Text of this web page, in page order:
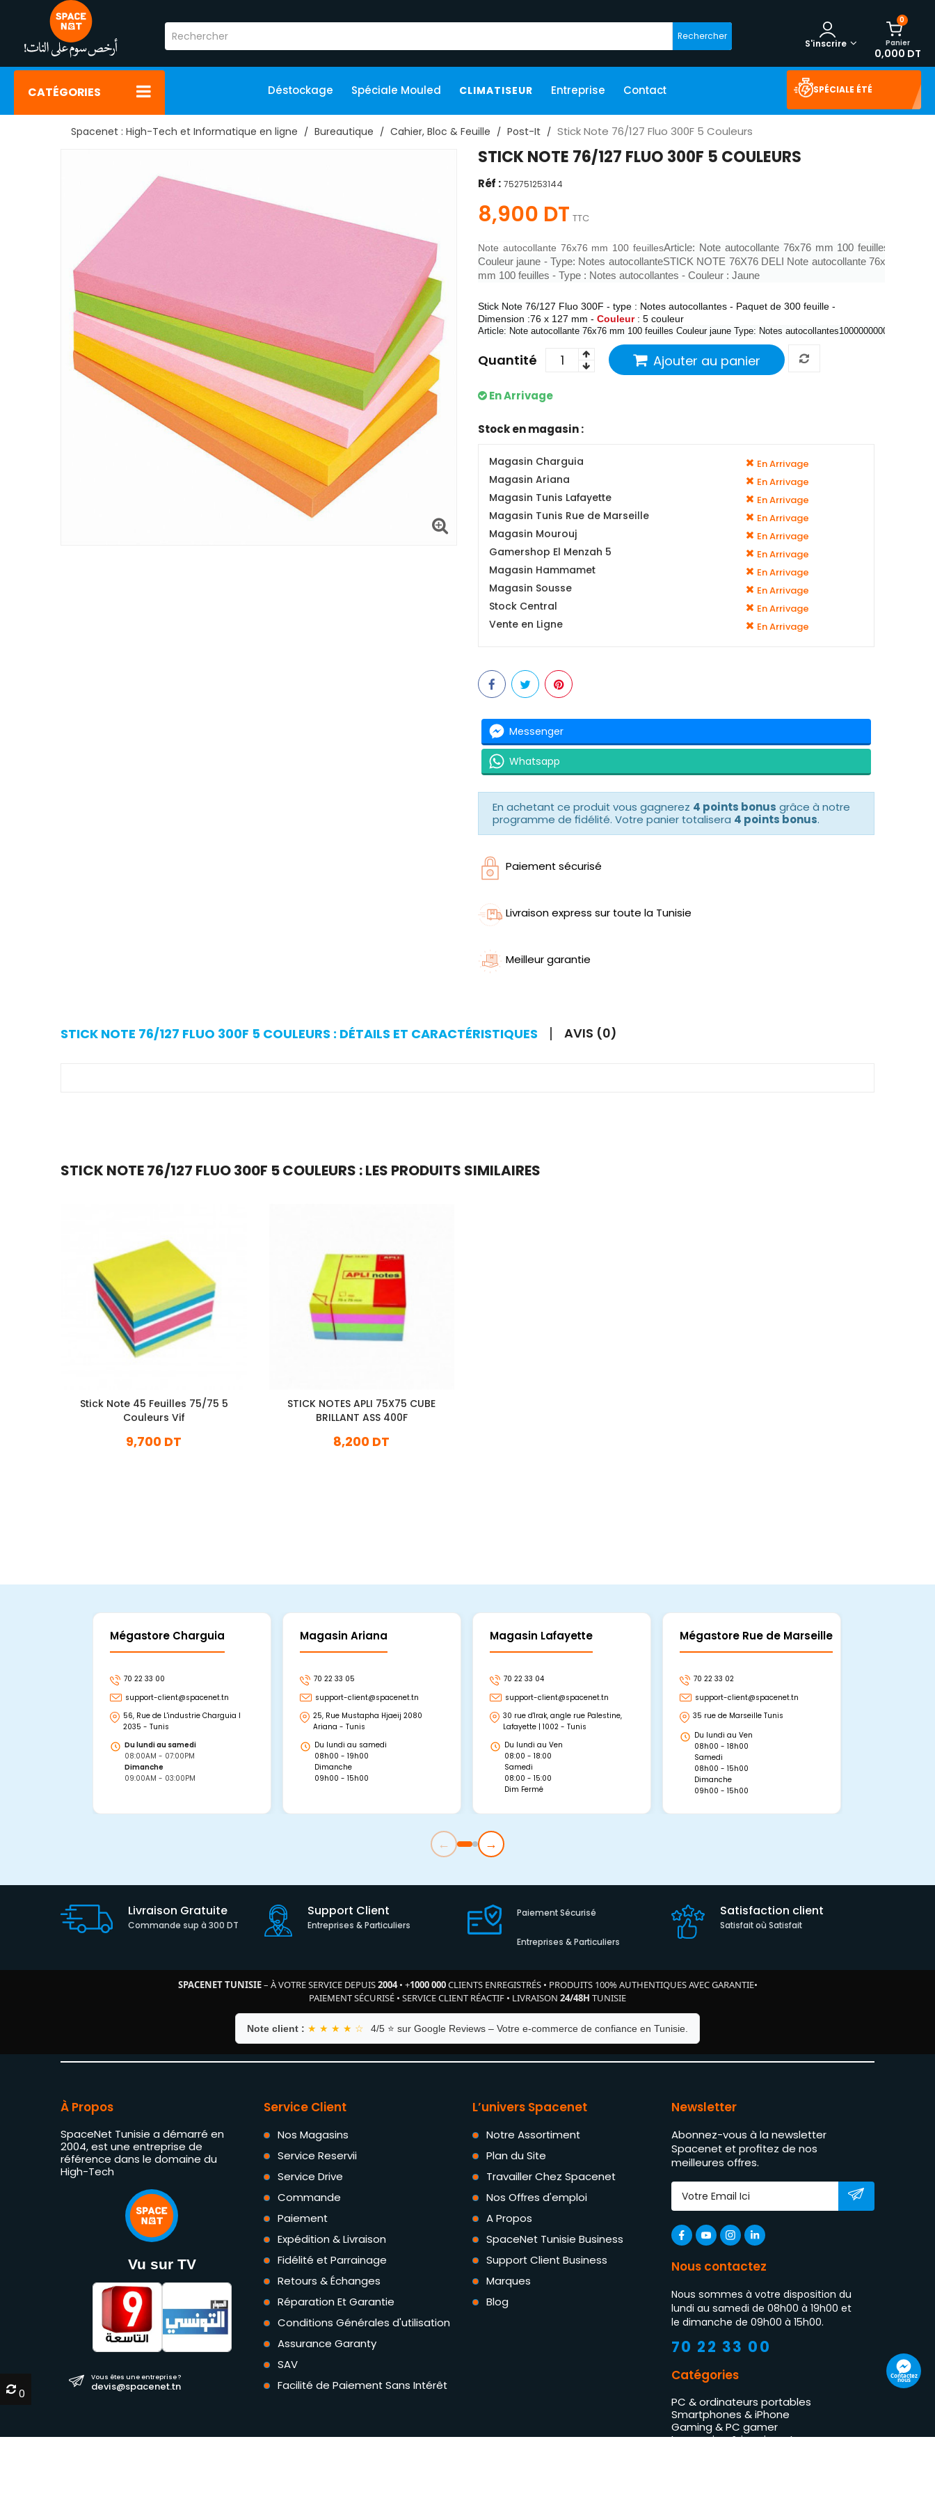
Rechercher
0
Panier
0,000 DT
S'inscrire
CATÉGORIES Déstockage Spéciale Mouled CLIMATISEUR Entreprise Contact SPÉCIALE ÉTÉ
Spacenet : High-Tech et Informatique en ligne Bureautique Cahier, Bloc & Feuille Post-It Stick Note 76/127 Fluo 300F 5 Couleurs
STICK NOTE 76/127 FLUO 300F 5 COULEURS
Réf : 752751253144
8,900 DT TTC
Note autocollante 76x76 mm 100 feuillesArticle: Note autocollante 76x76 mm 100 feuilles
Couleur jaune - Type: Notes autocollanteSTICK NOTE 76X76 DELI Note autocollante 76x76
mm 100 feuilles - Type : Notes autocollantes - Couleur : Jaune
Stick Note 76/127 Fluo 300F - type : Notes autocollantes - Paquet de 300 feuille -
Dimension :76 x 127 mm - Couleur : 5 couleur
Article: Note autocollante 76x76 mm 100 feuilles Couleur jaune Type: Notes autocollantes1000000000
Quantité Ajouter au panier
En Arrivage
Stock en magasin :
Magasin Charguia En Arrivage
Magasin Ariana En Arrivage
Magasin Tunis Lafayette En Arrivage
Magasin Tunis Rue de Marseille En Arrivage
Magasin Mourouj En Arrivage
Gamershop El Menzah 5 En Arrivage
Magasin Hammamet En Arrivage
Magasin Sousse En Arrivage
Stock Central En Arrivage
Vente en Ligne En Arrivage
Messenger
Whatsapp
En achetant ce produit vous gagnerez 4 points bonus grâce à notre
programme de fidélité. Votre panier totalisera 4 points bonus.
Paiement sécurisé
Livraison express sur toute la Tunisie
Meilleur garantie
STICK NOTE 76/127 FLUO 300F 5 COULEURS : DÉTAILS ET CARACTÉRISTIQUES AVIS (0)
STICK NOTE 76/127 FLUO 300F 5 COULEURS : LES PRODUITS SIMILAIRES
Stick Note 45 Feuilles 75/75 5
Couleurs Vif
9,700 DT
STICK NOTES APLI 75X75 CUBE
BRILLANT ASS 400F
8,200 DT
Mégastore Charguia
70 22 33 00
support-client@spacenet.tn
56, Rue de L'industrie Charguia I
2035 - Tunis
Du lundi au samedi
08:00AM - 07:00PM
Dimanche
09:00AM - 03:00PM
Magasin Ariana
70 22 33 05
support-client@spacenet.tn
25, Rue Mustapha Hjaeij 2080
Ariana - Tunis
Du lundi au samedi
08h00 - 19h00
Dimanche
09h00 - 15h00
Magasin Lafayette
70 22 33 04
support-client@spacenet.tn
30 rue d'Irak, angle rue Palestine,
Lafayette | 1002 - Tunis
Du lundi au Ven
08:00 - 18:00
Samedi
08:00 - 15:00
Dim Fermé
Mégastore Rue de Marseille
70 22 33 02
support-client@spacenet.tn
35 rue de Marseille Tunis
Du lundi au Ven
08h00 - 18h00
Samedi
08h00 - 15h00
Dimanche
09h00 - 15h00
← →
Livraison Gratuite
Commande sup à 300 DT
Support Client
Entreprises & Particuliers
Paiement Sécurisé
Entreprises & Particuliers
Satisfaction client
Satisfait où Satisfait
SPACENET TUNISIE– À VOTRE SERVICE DEPUIS2004• +1000 000CLIENTS ENREGISTRÉS• PRODUITS 100% AUTHENTIQUES AVEC GARANTIE•
PAIEMENT SÉCURISÉ • SERVICE CLIENT RÉACTIF • LIVRAISON 24/48H TUNISIE
Note client : ★ ★ ★ ★ ☆ 4/5 ⭐ sur Google Reviews – Votre e-commerce de confiance en Tunisie.
À Propos
SpaceNet Tunisie a démarré en
2004, est une entreprise de
référence dans le domaine du
High-Tech
Vu sur TV
Vous êtes une entreprise ?
devis@spacenet.tn
Service Client
Nos Magasins
Service Reservii
Service Drive
Commande
Paiement
Expédition & Livraison
Fidélité et Parrainage
Retours & Échanges
Réparation Et Garantie
Conditions Générales d'utilisation
Assurance Garanty
SAV
Facilité de Paiement Sans Intérêt
L’univers Spacenet
Notre Assortiment
Plan du Site
Travailler Chez Spacenet
Nos Offres d'emploi
A Propos
SpaceNet Tunisie Business
Support Client Business
Marques
Blog
Newsletter
Abonnez-vous à la newsletter
Spacenet et profitez de nos
meilleures offres.
Nous contactez
Nous sommes à votre disposition du
lundi au samedi de 08h00 à 19h00 et
le dimanche de 09h00 à 15h00.
70 22 33 00
Catégories
PC & ordinateurs portables
Smartphones & iPhone
Gaming & PC gamer
Impression & imprimantes
Contactez
nous
0
0